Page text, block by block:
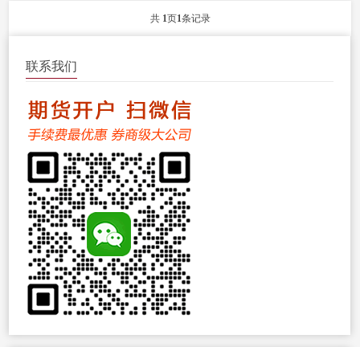
响。本文将探讨这两种思维模式在交易
共 1页1条记录
联系我们